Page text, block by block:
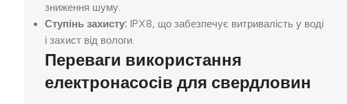
зниження шуму.
Ступінь захисту: IPX8, що забезпечує витривалість у воді
і захист від вологи.
Переваги використання
електронасосів для свердловин